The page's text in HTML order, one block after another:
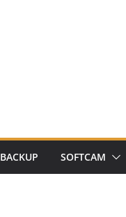
BACKUP SOFTCAM